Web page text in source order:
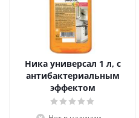
Ника универсал 1 л, с
антибактериальным
эффектом